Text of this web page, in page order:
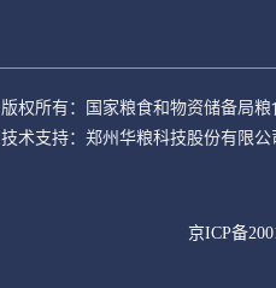
版权所有：国家粮食和物资储备局
技术支持：郑州华粮科技股份有限公
京ICP备